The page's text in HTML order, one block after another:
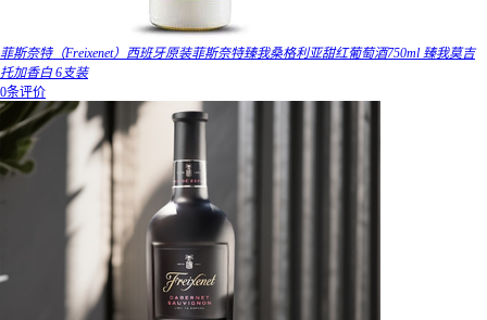
菲斯奈特（Freixenet）西班牙原装菲斯奈特臻我桑格利亚甜红葡萄酒750ml 臻我莫吉
托加香白 6支装
0条评价